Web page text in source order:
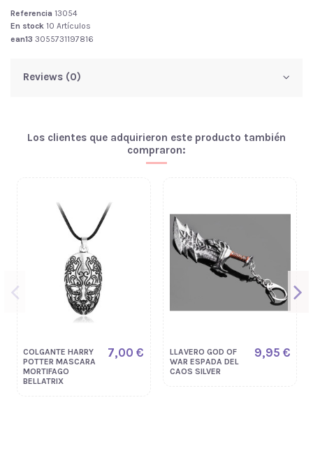
Referencia 13054
En stock 10 Artículos
ean13 3055731197816
Reviews (0)
Los clientes que adquirieron este producto también
compraron:
COLGANTE HARRY
POTTER MASCARA
MORTIFAGO
BELLATRIX
7,00 €
LLAVERO GOD OF
WAR ESPADA DEL
CAOS SILVER
9,95 €